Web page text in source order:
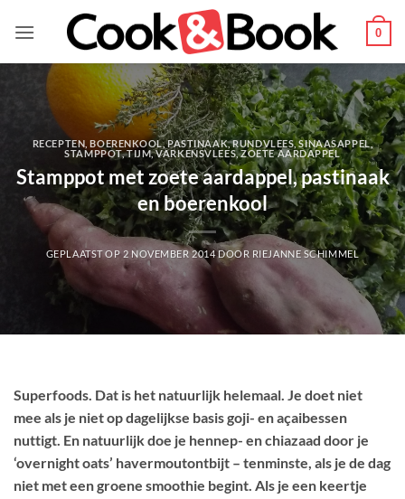
naar
0
RECEPTEN ,BOERENKOOL,PASTINAAK,RUNDVLEES,SINAASAPPEL,
STAMPPOT,TIJM,VARKENSVLEES,ZOETE AARDAPPEL
Stamppot met zoete aardappel, pastinaak
en boerenkool
GEPLAATST OP 2 NOVEMBER 2014DOOR RIEJANNE SCHIMMEL
Superfoods. Dat is het natuurlijk helemaal. Je doet niet
mee als je niet op dagelijkse basis goji- en açaibessen
nuttigt. En natuurlijk doe je hennep- en chiazaad door je
‘overnight oats’ havermoutontbijt – tenminste, als je de dag
niet met een groene smoothie begint. Als je een keertje